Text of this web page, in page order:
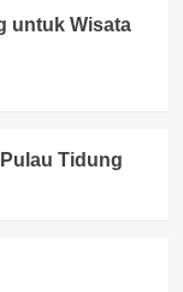
untuk Wisata
Tidung